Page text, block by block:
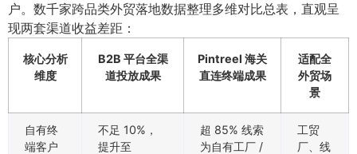
户。数千家跨品类外贸落地数据整理多维对比总表，直观呈
现两套渠道收益差距：
核心分析
维度
B2B 平台全渠
道投放成果
Pintreel 海关
直连终端成果
适配全
外贸场
景
自有终
端客户
不足 10%，
提升至
超 85% 线索
为自有工厂 /
工贸
厂、线